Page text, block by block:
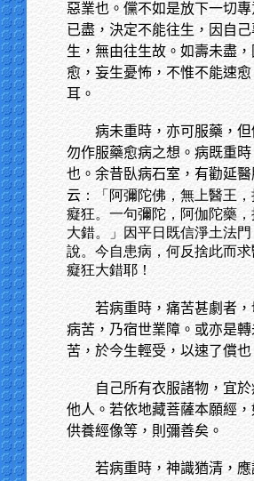
惡業也。儻不如是放下一切
已盡，決定不能往生，因自
生，無由往生故。如壽未盡
愈，妄生憂怖，不惟不能速
耳。
病未重時，亦可服藥，但
勿作服藥愈病之想。病既重
也。余昔臥病石室，有勸延
云：「阿彌陀佛，無上醫王
癡狂。一句彌陀，阿伽陀藥
大錯。」因平日既信淨土法
說。今自患病，何反捨此而
癡狂大錯耶！
若病重時，痛苦甚劇者
病苦，乃宿世業障。或亦是
苦，於今生輕受，以速了償也
自己所有衣服諸物，宜
他人。若依地藏菩薩本願經
供養經像等，則彌善矣。
若病重時，神識猶清，